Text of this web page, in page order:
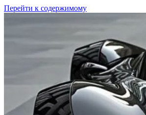
Перейти к содержимому